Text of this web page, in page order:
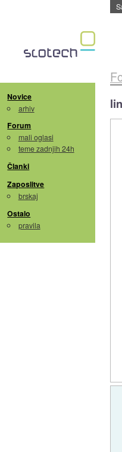
Novice
arhiv
Forum
mali oglasi
teme zadnjih 24h
Članki
Zaposlitve
brskaj
Ostalo
pravila